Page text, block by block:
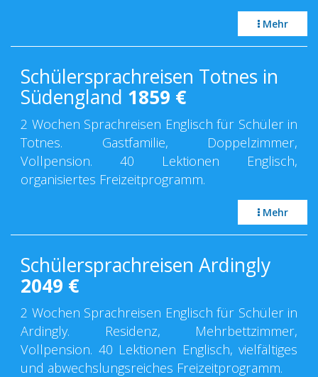
Mehr
Schülersprachreisen Totnes in
Südengland 1859 €
2 Wochen Sprachreisen Englisch für Schüler in
Totnes. Gastfamilie, Doppelzimmer,
Vollpension. 40 Lektionen Englisch,
organisiertes Freizeitprogramm.
Mehr
Schülersprachreisen Ardingly
2049 €
2 Wochen Sprachreisen Englisch für Schüler in
Ardingly. Residenz, Mehrbettzimmer,
Vollpension. 40 Lektionen Englisch, vielfältiges
und abwechslungsreiches Freizeitprogramm.